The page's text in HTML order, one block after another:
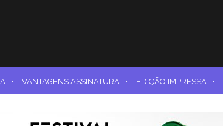
· VANTAGENS ASSINATURA · EDIÇÃO IMPRESSA ·